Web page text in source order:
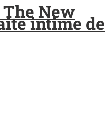
New
intime de